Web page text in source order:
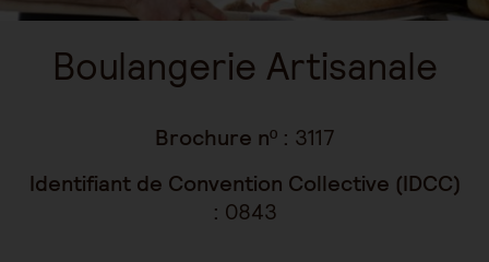
Boulangerie Artisanale
Brochure nº : 3117
Identifiant de Convention Collective (IDCC)
: 0843